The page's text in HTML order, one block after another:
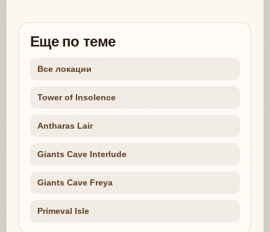
Еще по теме
Все локации
Tower of Insolence
Antharas Lair
Giants Cave Interlude
Giants Cave Freya
Primeval Isle